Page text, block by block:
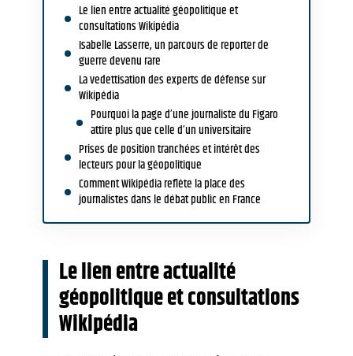
Le lien entre actualité géopolitique et
consultations Wikipédia
Isabelle Lasserre, un parcours de reporter de
guerre devenu rare
La vedettisation des experts de défense sur
Wikipédia
Pourquoi la page d’une journaliste du Figaro
attire plus que celle d’un universitaire
Prises de position tranchées et intérêt des
lecteurs pour la géopolitique
Comment Wikipédia reflète la place des
journalistes dans le débat public en France
Le lien entre actualité
géopolitique et consultations
Wikipédia